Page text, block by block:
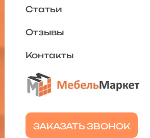
ЗАКАЗАТЬ ЗВОНОК
Статьи
Отзывы
Контакты